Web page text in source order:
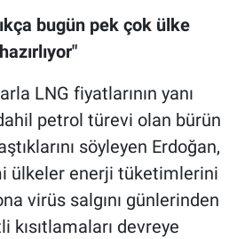
bugün pek çok ülke
LNG fiyatlarının yanı
petrol türevi olan bürün
söyleyen Erdoğan,
ülkeler enerji tüketimlerini
virüs salgını günlerinden
kısıtlamaları devreye